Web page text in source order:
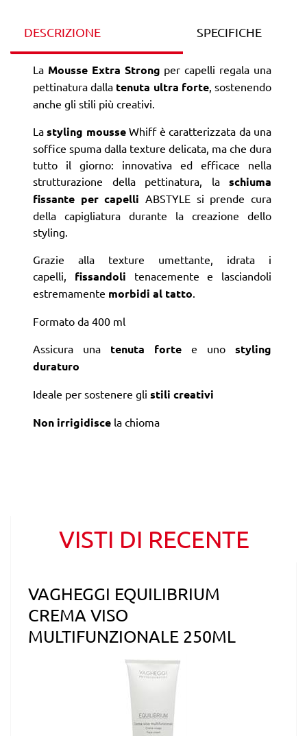
DESCRIZIONE SPECIFICHE
La Mousse Extra Strong per capelli regala una
pettinatura dalla tenuta ultra forte, sostenendo
anche gli stili più creativi.
Lastyling mousseWhiff è caratterizzata da una
soffice spuma dalla texture delicata, ma che dura
tutto il giorno: innovativa ed efficace nella
strutturazione della pettinatura, la schiuma
fissante per capelli ABSTYLE si prende cura
della capigliatura durante la creazione dello
styling.
Grazie alla texture umettante, idrata i
capelli, fissandoli tenacemente e lasciandoli
estremamente morbidi al tatto.
Formato da 400 ml
Assicura una tenuta forte e uno styling
duraturo
Ideale per sostenere gli stili creativi
Non irrigidisce la chioma
VISTI DI RECENTE
VAGHEGGI EQUILIBRIUM
CREMA VISO
MULTIFUNZIONALE 250ML